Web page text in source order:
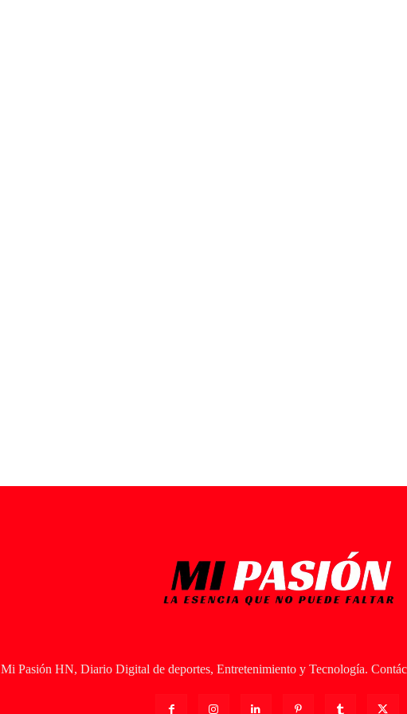
Mi Pasión HN, Diario Digital de deportes, Entretenimiento y Tecnología.